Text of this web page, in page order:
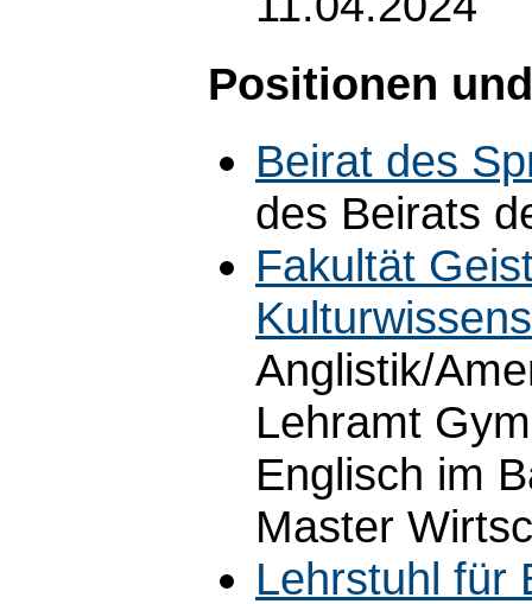
Positionen
Beirat des
des Beirats
Fakultät
Anglistik/
Lehramt
Englisch im
Master
Lehrstuhl für